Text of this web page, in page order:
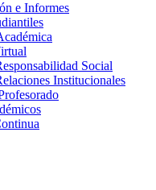
e Informes
Social
Institucionales